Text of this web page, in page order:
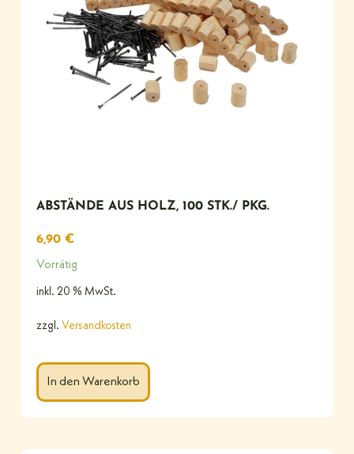
ABSTÄNDE AUS HOLZ, 100 STK./ PKG.
6,90 €
Vorrätig
inkl. 20 % MwSt.
zzgl. Versandkosten
In den Warenkorb